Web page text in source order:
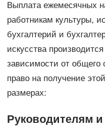
Выплата ежемесячных
работникам культуры,
бухгалтерий и
искусства
зависимости от
право на получение
размерах:
Руководителям